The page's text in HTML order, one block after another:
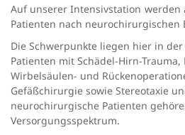
Auf unserer Intensivstation werden
Patienten nach neurochirurgischen
Die Schwerpunkte liegen hier in
Patienten mit Schädel-Hirn-
Wirbelsäulen- und
Gefäßchirurgie sowie Stereotaxie
neurochirurgische Patienten
Versorgungsspektrum.